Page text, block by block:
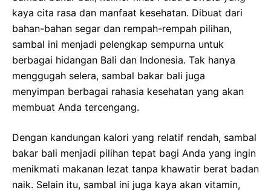
kaya cita rasa dan manfaat kesehatan. Dibuat dari
bahan-bahan segar dan rempah-rempah pilihan,
sambal ini menjadi pelengkap sempurna untuk
berbagai hidangan Bali dan Indonesia. Tak hanya
menggugah selera, sambal bakar bali juga
menyimpan berbagai rahasia kesehatan yang akan
membuat Anda tercengang.
Dengan kandungan kalori yang relatif rendah, sambal
bakar bali menjadi pilihan tepat bagi Anda yang ingin
menikmati makanan lezat tanpa khawatir berat badan
naik. Selain itu, sambal ini juga kaya akan vitamin,